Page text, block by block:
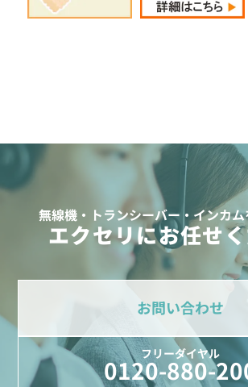
無線機・トランシーバー・インカ
エクセリにお任せ
お問い合わせ
フリーダイヤル
0120-880-